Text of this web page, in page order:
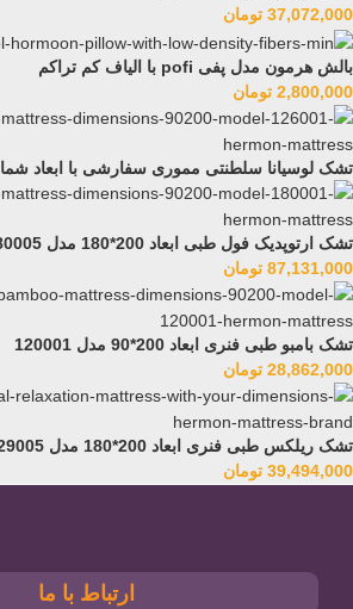
37,072,000 تومان
بالش هرمون مدل پفی pofi با الیاف کم تراکم
2,800,000 تومان
تشک لوسیانا سلطنتی مموری سفارشی با ابعاد شما
تشک ارتوپدیک فول طبی ابعاد 200*180 مدل 180005
87,131,000 تومان
تشک بامبو طبی فنری ابعاد 200*90 مدل 120001
28,862,000 تومان
تشک ریلکس طبی فنری ابعاد 200*180 مدل 129005
39,494,000 تومان
ارتباط با ما